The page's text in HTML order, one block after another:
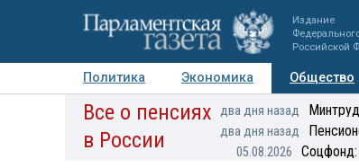
Издание
Российской
Политика Экономика Общество
Авторы Персоны Мнения
Все о пенсиях
в России
два дня назад
два дня назад
05.08.2026 Соцфонд: